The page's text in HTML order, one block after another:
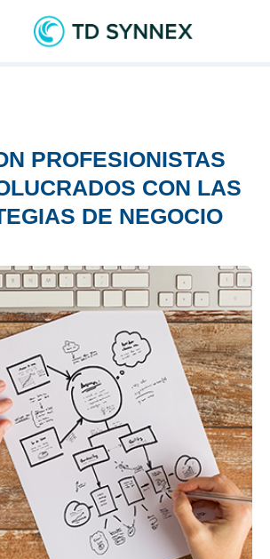
PROFESIONISTAS
CON LAS
DE NEGOCIO